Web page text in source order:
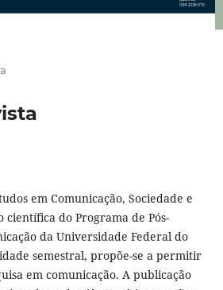
em Comunicação, Sociedade e
científica do Programa de Pós-
da Universidade Federal do
semestral, propõe-se a permitir
em comunicação. A publicação